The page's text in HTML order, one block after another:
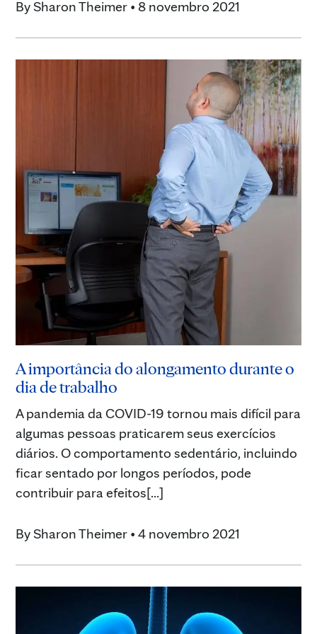
By Sharon Theimer • 8 novembro 2021
A importância do alongamento durante o
dia de trabalho
A pandemia da COVID-19 tornou mais difícil para
algumas pessoas praticarem seus exercícios
diários. O comportamento sedentário, incluindo
ficar sentado por longos períodos, pode
contribuir para efeitos[...]
By Sharon Theimer • 4 novembro 2021